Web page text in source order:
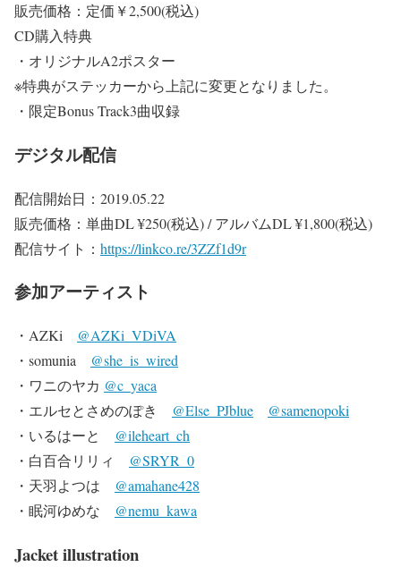
販売価格：定価￥2,500(税込)
CD購入特典
・オリジナルA2ポスター
※特典がステッカーから上記に変更となりました。
・限定Bonus Track3曲収録
デジタル配信
配信開始日：2019.05.22
販売価格：単曲DL ¥250(税込) / アルバムDL ¥1,800(税込)
配信サイト： https://linkco.re/3ZZf1d9r
参加アーティスト
・AZKi @AZKi_VDiVA
・somunia @she_is_wired
・ワニのヤカ @c_yaca
・エルセとさめのぽき @Else_PJblue
@samenopoki
・いるはーと @ileheart_ch
・白百合リリィ @SRYR_0
・天羽よつは @amahane428
・眠河ゆめな @nemu_kawa
Jacket illustration